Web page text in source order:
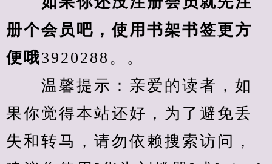
册个会员吧，使用书架书签更方
便哦3920288。。
温馨提示：亲爱的读者，如
果你觉得本站还好，为了避免丢
失和转马，请勿依赖搜索访问，